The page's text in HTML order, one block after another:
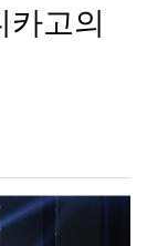
카고의